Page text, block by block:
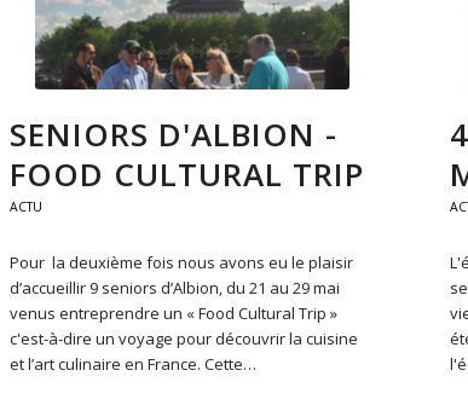
SENIORS D'ALBION -
FOOD CULTURAL TRIP
ACTU
Pour la deuxième fois nous avons eu le plaisir
d’accueillir 9 seniors d’Albion, du 21 au 29 mai
venus entreprendre un « Food Cultural Trip »
c'est-à-dire un voyage pour découvrir la cuisine
et l’art culinaire en France. Cette…